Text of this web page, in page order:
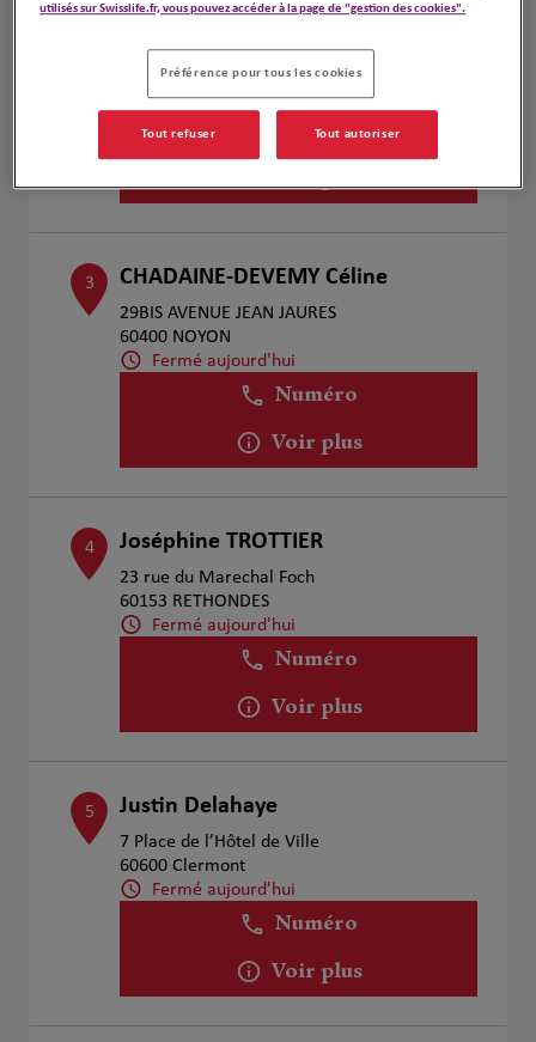
2 Benoit Trottier
51Bis Boulevard Saint Andre
60000 Beauvais
Fermé aujourd'hui
Numéro
3 CHADAINE-DEVEMY Céline
29BIS AVENUE JEAN JAURES
60400 NOYON
Fermé aujourd'hui
Numéro
Voir plus
4 Joséphine TROTTIER
23 rue du Marechal Foch
60153 RETHONDES
Fermé aujourd'hui
Numéro
Voir plus
5 Justin Delahaye
7 Place de l’Hôtel de Ville
60600 Clermont
Fermé aujourd'hui
Numéro
Voir plus
utilisés sur Swisslife.fr, vous pouvez accéder à la page de "gestion des cookies".
Préférence pour tous les cookies
Tout refuser Tout autoriser